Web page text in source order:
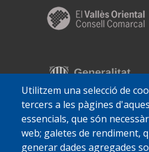
Utilitzem una selecció de
tercers a les pàgines
essencials, que són
web; galetes de rendiment,
generar dades agregades